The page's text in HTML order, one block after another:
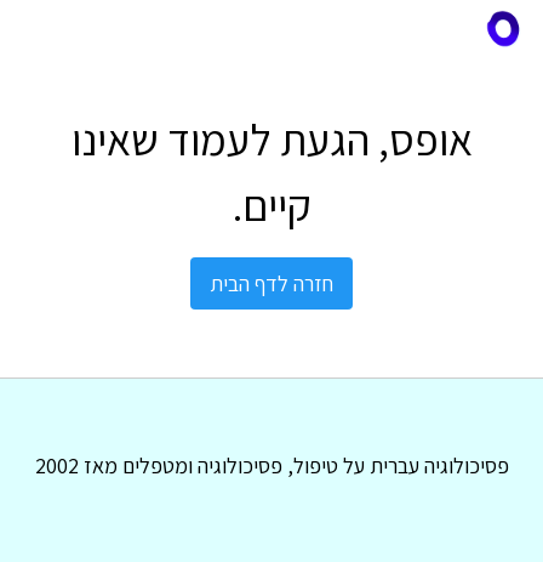
אופס, הגעת לעמוד שאינו
קיים.
חזרה לדף הבית
פסיכולוגיה עברית על טיפול, פסיכולוגיה ומטפלים מאז 2002